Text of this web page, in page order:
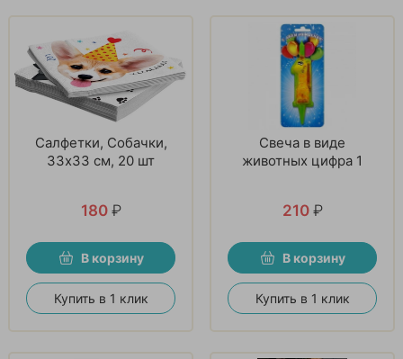
Салфетки, Собачки,
33х33 см, 20 шт
180 ₽
В корзину
Купить в 1 клик
Свеча в виде
животных цифра 1
210 ₽
В корзину
Купить в 1 клик